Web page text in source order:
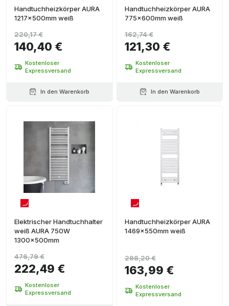
Handtuchheizkörper AURA
1217x500mm weiß
140,40 €
220,17 €
Kostenloser
Expressversand
In den Warenkorb
Handtuchheizkörper AURA
775x600mm weiß
121,30 €
162,74 €
Kostenloser
Expressversand
In den Warenkorb
Elektrischer Handtuchhalter
weiß AURA 750W
1300x500mm
222,49 €
476,79 €
Kostenloser
Expressversand
Handtuchheizkörper AURA
1469x550mm weiß
163,99 €
298,20 €
Kostenloser
Expressversand